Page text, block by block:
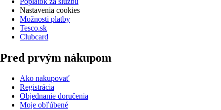
Nastavenia cookies
Možnosti platby
Tesco.sk
Clubcard
Pred prvým nákupom
Ako nakupovať
Registrácia
Objednanie doručenia
Moje obľúbené